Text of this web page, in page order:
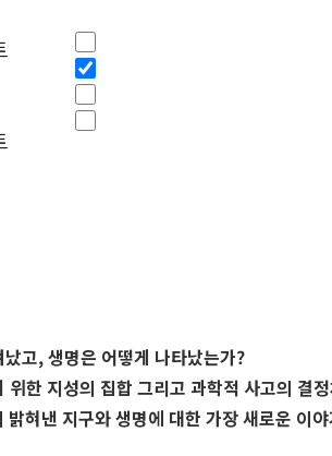
고, 생명은 어떻게 나타났는가?
위한 지성의 집합 그리고 과학적 사고의 결
밝혀낸 지구와 생명에 대한 가장 새로운 이